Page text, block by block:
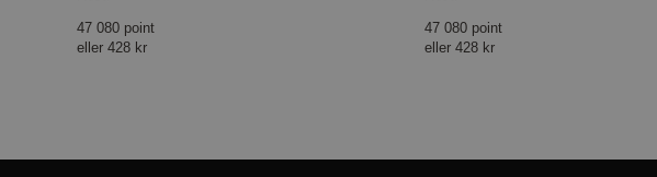
47 080 point
eller 428 kr
47 080 point
eller 428 kr